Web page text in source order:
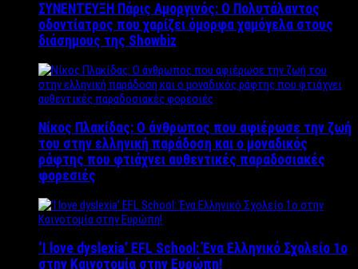
ΣΥΝΕΝΤΕΥΞΗ Πάρις Αμοργινός: O Πολυτάλαντος
οδοντίατρος που χαρίζει όμορφα χαμόγελα στους
διάσημους της Showbiz
Νίκος Πλακίδας: O άνθρωπος που αφιέρωσε την ζωή
του στην ελληνική παράδοση και ο μοναδικός
ράφτης που φτιάχνει αυθεντικές παραδοσιακές
φορεσιές
‘Ι love dyslexia’ EFL School: Ένα Ελληνικό Σχολείo 1ο
στην Καινοτομία στην Ευρώπη!